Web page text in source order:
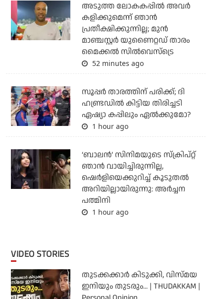
അടുത്ത ലോകകപ്പില്‍ അവര്‍
കളിക്കുമെന്ന് ഞാന്‍
പ്രതീക്ഷിക്കുന്നില്ല; മുന്‍
മാഞ്ചസ്റ്റര്‍ യുണൈറ്റഡ് താരം
മൈക്കൽ സില്‍വെസ്‌ട്രെ
52 minutes ago
സൂപ്പര്‍ താരത്തിന് പരിക്ക്; ദി
ഹണ്ട്രഡില്‍ കിട്ടിയ തിരിച്ചടി
ഏഷ്യാ കപ്പിലും ഏല്‍ക്കുമോ?
1 hour ago
‘ബാലൻ’ സിനിമയുടെ സ്ക്രിപ്റ്റ്
ഞാൻ വായിച്ചിരുന്നില്ല,
ഷെർളിയെക്കുറിച്ച് കൂടുതൽ
അറിയില്ലായിരുന്നു: അർച്ചന
പത്മിനി
1 hour ago
VIDEO STORIES
തുടക്കക്കാര്‍ കിടുക്കി, വിസ്മയ
ഇനിയും തുടരും... | THUDAKKAM |